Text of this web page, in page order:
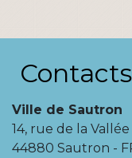
Contacts
Ville de Sautron
14, rue de la Vallée
44880 Sautron -